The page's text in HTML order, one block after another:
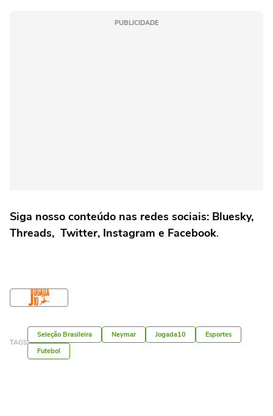
PUBLICIDADE
Siga nosso conteúdo nas redes sociais: Bluesky,
Threads, Twitter, Instagram e Facebook.
TAGS
Seleção Brasileira Neymar Jogada10
Esportes
Futebol